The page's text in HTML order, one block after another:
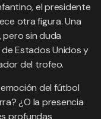
el presidente
otra figura. Una
pero sin duda
Estados Unidos y
del trofeo.
del fútbol
¿O la presencia
profundas